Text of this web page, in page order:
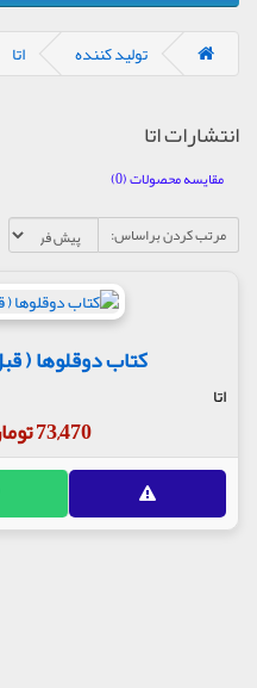
تولید کننده اتا
انتشارات اتا
مقایسه محصولات (0)
مرتب کردن براساس:
کتاب دوقلوها (
اتا
73,470 تومان